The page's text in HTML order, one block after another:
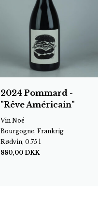
2024 Pommard -
"Rêve Américain"
Vin Noé
Bourgogne, Frankrig
Rødvin, 0.75 l
880,00 DKK